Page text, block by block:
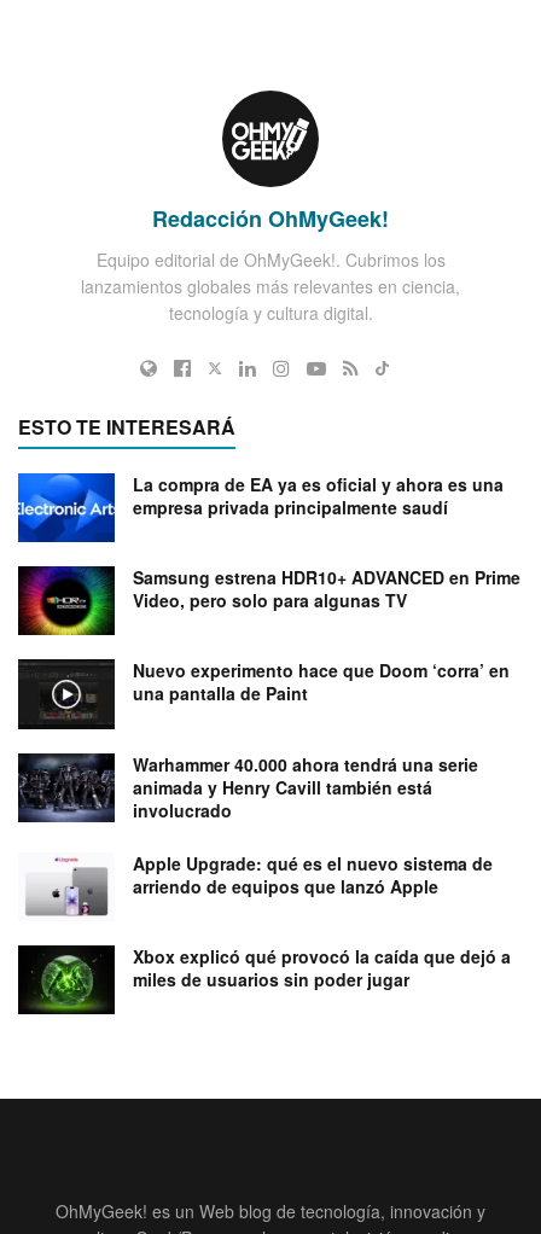
Redacción OhMyGeek!
Equipo editorial de OhMyGeek!. Cubrimos los
lanzamientos globales más relevantes en ciencia,
tecnología y cultura digital.
ESTO TE INTERESARÁ
La compra de EA ya es oficial y ahora es una
empresa privada principalmente saudí
Samsung estrena HDR10+ ADVANCED en Prime
Video, pero solo para algunas TV
Nuevo experimento hace que Doom ‘corra’ en
una pantalla de Paint
Warhammer 40.000 ahora tendrá una serie
animada y Henry Cavill también está
involucrado
Apple Upgrade: qué es el nuevo sistema de
arriendo de equipos que lanzó Apple
Xbox explicó qué provocó la caída que dejó a
miles de usuarios sin poder jugar
OhMyGeek! es un Web blog de tecnología, innovación y